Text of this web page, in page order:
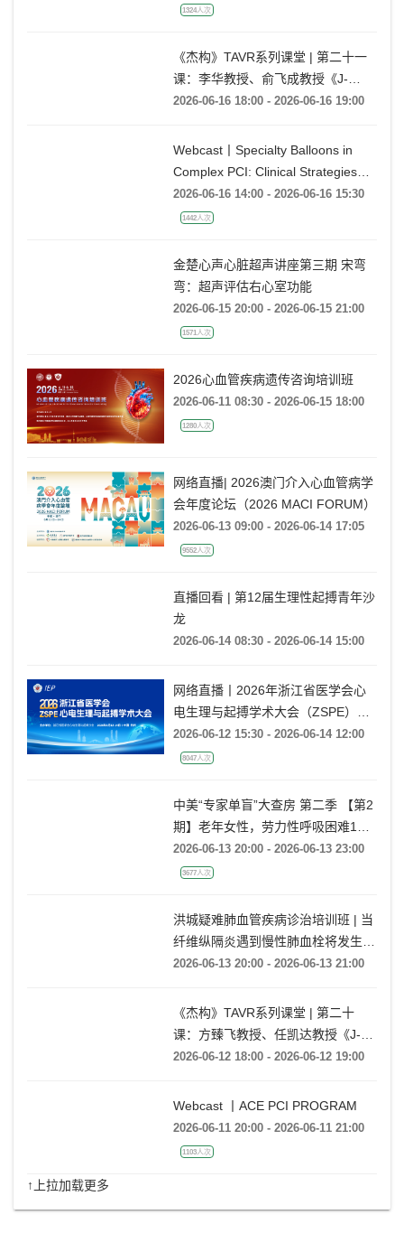
1324人次
《杰构》TAVR系列课堂 | 第二十一
课：李华教授、俞飞成教授《J-
VALVE TF 治疗极度横位心AR：从
2026-06-16 18:00 - 2026-06-16 19:00
金楚心声心脏超声讲座第三期 宋弯
网络直播| 2026澳门介入心血管病学
直播回看 | 第12届生理性起搏青年沙
网络直播丨2026年浙江省医学会心
电生理与起搏学术大会（ZSPE）
——科普论坛
2026-06-12 15:30 - 2026-06-14 12:00
中美“专家单盲”大查房 第二季 【第2
期】老年女性，劳力性呼吸困难1月
余
2026-06-13 20:00 - 2026-06-13 23:00
洪城疑难肺血管疾病诊治培训班 | 当
纤维纵隔炎遇到慢性肺血栓将发生什
《杰构》TAVR系列课堂 | 第二十
经验分享》
Webcast 丨ACE PCI PROGRAM